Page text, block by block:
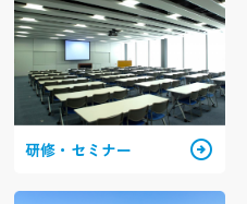
研修・セミナー arrow_circle_right